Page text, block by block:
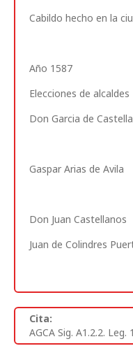
Cabildo hecho en la
Año 1587
Elecciones de alcaldes
Don Garcia de
Gaspar Arias de Avila
Don Juan Castellanos
Juan de Colindres
Cita:
AGCA Sig. A1.2.2. Leg.